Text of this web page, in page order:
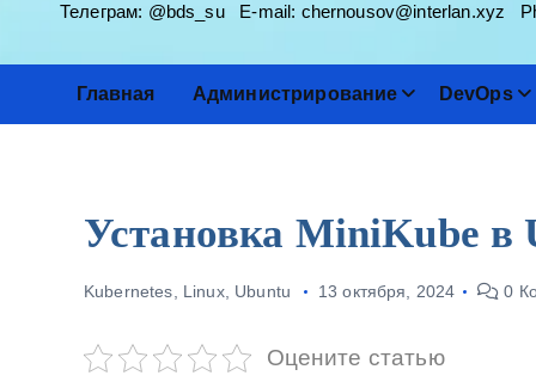
Телеграм: @bds_suE-mail: chernousov@interlan.xyz
Главная Администрирование DevOps
Установка MiniKube в
Kubernetes Linux, Ubuntu 13 октября, 2024 0
Оцените статью